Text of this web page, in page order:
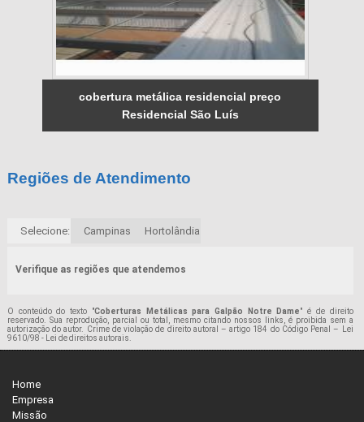
cobertura metálica residencial preço
Residencial São Luís
Regiões de Atendimento
Selecione: Campinas Hortolândia
Verifique as regiões que atendemos
O conteúdo do texto "Coberturas Metálicas para Galpão Notre Dame" é de direito
reservado. Sua reprodução, parcial ou total, mesmo citando nossos links, é proibida sem a
autorização do autor. Crime de violação de direito autoral – artigo 184 do Código Penal –
Lei
9610/98 - Lei de direitos autorais
Home
Empresa
Missão